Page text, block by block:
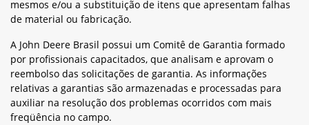
mesmos e/ou a substituição de itens que apresentam falhas
de material ou fabricação.
A John Deere Brasil possui um Comitê de Garantia formado
por profissionais capacitados, que analisam e aprovam o
reembolso das solicitações de garantia. As informações
relativas a garantias são armazenadas e processadas para
auxiliar na resolução dos problemas ocorridos com mais
freqüência no campo.